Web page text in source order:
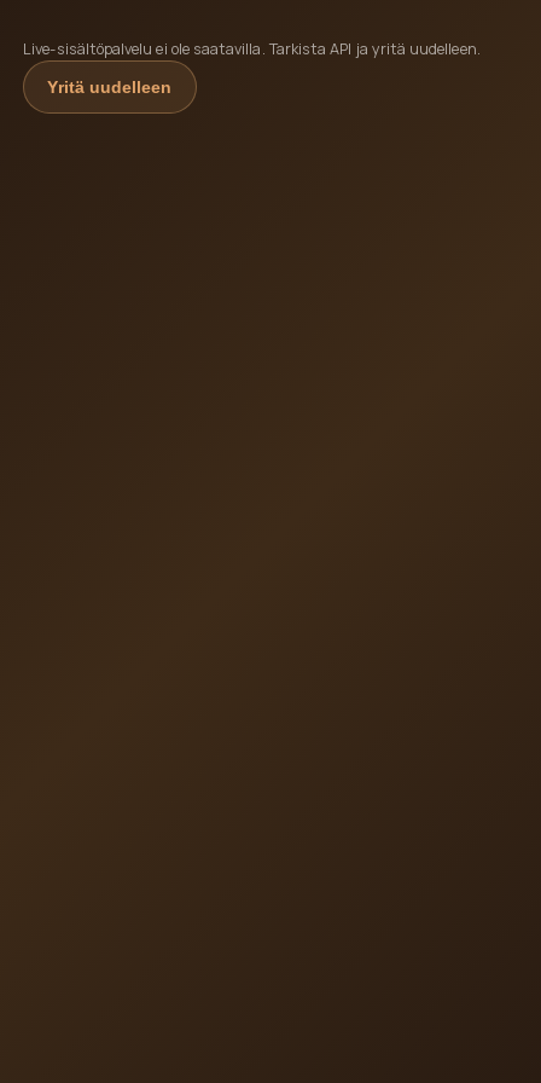
Live-sisältöpalvelu ei ole saatavilla. Tarkista API ja yritä uudelleen.
Yritä uudelleen